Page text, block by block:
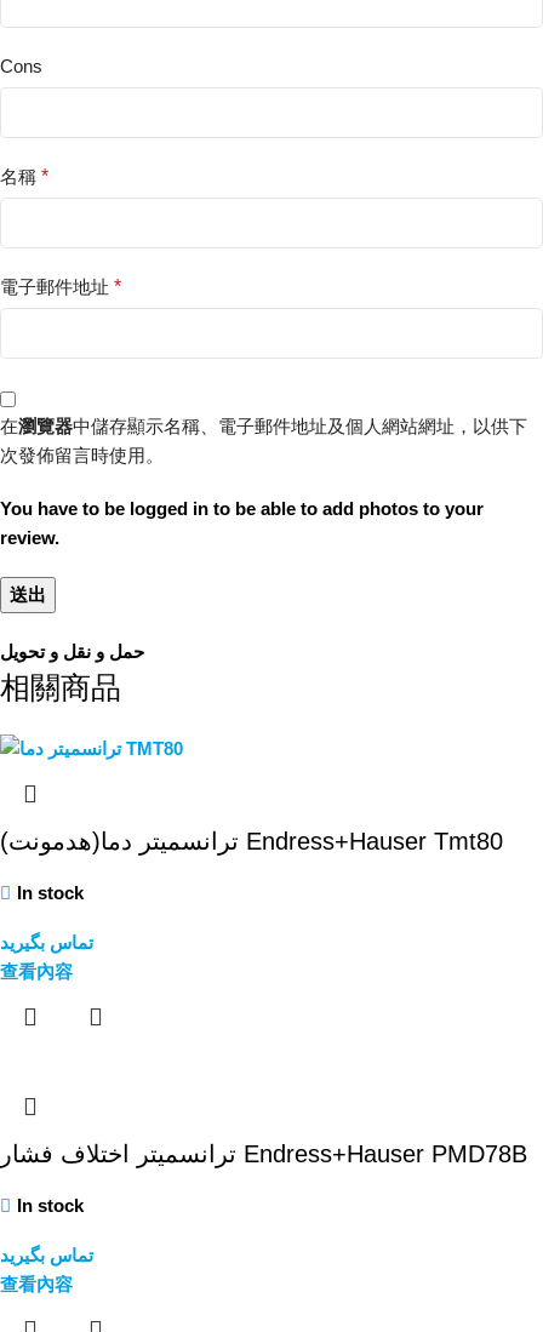
Cons
名稱 *
電子郵件地址 *
在瀏覽器中儲存顯示名稱、電子郵件地址及個人網站網址，以供下
次發佈留言時使用。
You have to be logged in to be able to add photos to your
review.
حمل و نقل و تحویل
相關商品
ترانسمیتر دما(هدمونت) Endress+Hauser Tmt80
In stock
تماس بگیرید
查看內容
ترانسمیتر اختلاف فشار Endress+Hauser PMD78B
In stock
تماس بگیرید
查看內容